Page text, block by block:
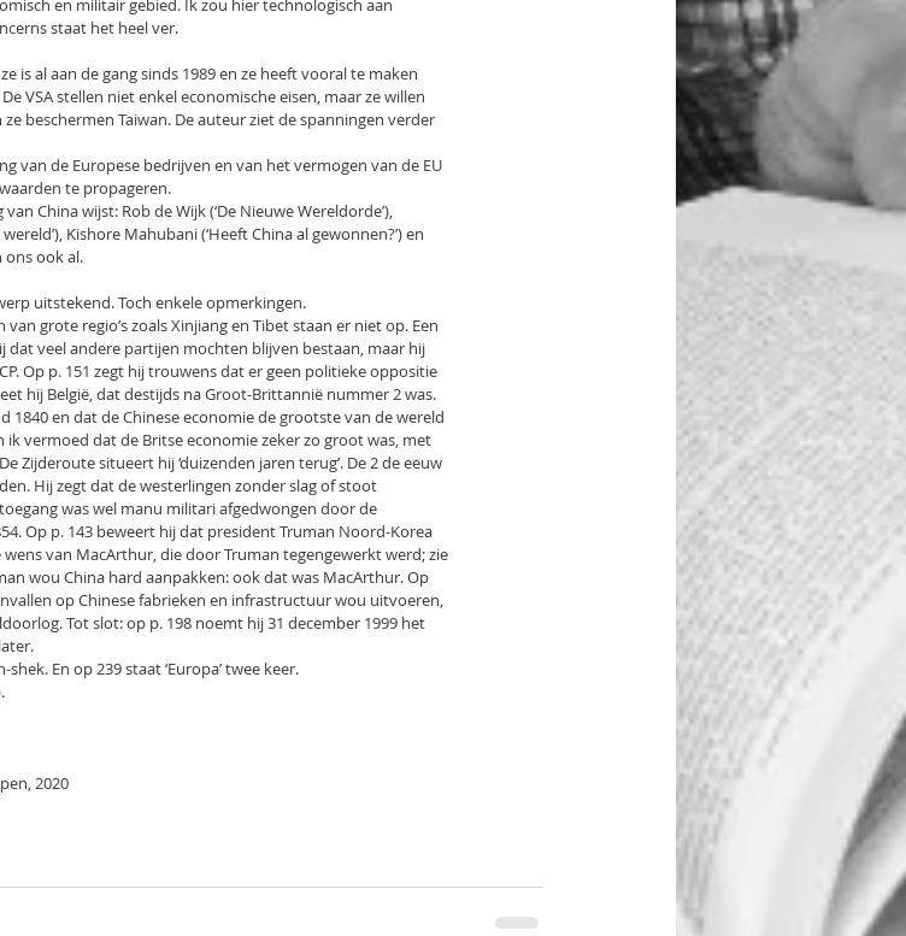
en militair gebied. Ik zou hier technologisch aan
staat het heel ver.
is al aan de gang sinds 1989 en ze heeft vooral te maken
VSA stellen niet enkel economische eisen, maar ze willen
beschermen Taiwan. De auteur ziet de spanningen verder
van de Europese bedrijven en van het vermogen van de EU
te propageren.
China wijst: Rob de Wijk (‘De Nieuwe Wereldorde’),
Kishore Mahubani (‘Heeft China al gewonnen?’) en
ons ook al.
uitstekend. Toch enkele opmerkingen.
grote regio’s zoals Xinjiang en Tibet staan er niet op. Een
veel andere partijen mochten blijven bestaan, maar hij
Op p. 151 zegt hij trouwens dat er geen politieke oppositie
hij België, dat destijds na Groot-Brittannië nummer 2 was.
1840 en dat de Chinese economie de grootste van de wereld
vermoed dat de Britse economie zeker zo groot was, met
Zijderoute situeert hij ‘duizenden jaren terug’. De 2 de eeuw
Hij zegt dat de westerlingen zonder slag of stoot
was wel manu militari afgedwongen door de
Op p. 143 beweert hij dat president Truman Noord-Korea
van MacArthur, die door Truman tegengewerkt werd; zie
wou China hard aanpakken: ook dat was MacArthur. Op
op Chinese fabrieken en infrastructuur wou uitvoeren,
Tot slot: op p. 198 noemt hij 31 december 1999 het
En op 239 staat ‘Europa’ twee keer.
2020